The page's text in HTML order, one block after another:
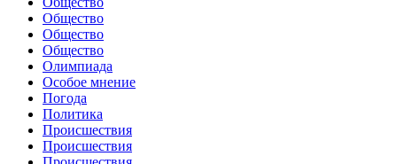
Общество
Общество
Общество
Олимпиада
Особое мнение
Погода
Политика
Происшествия
Происшествия